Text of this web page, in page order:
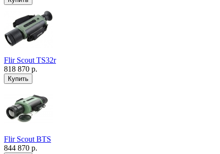
Flir Scout TS32r
818 870 р.
Flir Scout BTS
844 870 р.